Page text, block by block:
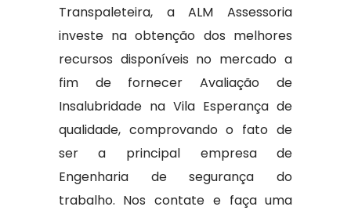
Transpaleteira, a ALM Assessoria
investe na obtenção dos melhores
recursos disponíveis no mercado a
fim de fornecer Avaliação de
Insalubridade na Vila Esperança de
qualidade, comprovando o fato de
ser a principal empresa de
Engenharia de segurança do
trabalho. Nos contate e faça uma